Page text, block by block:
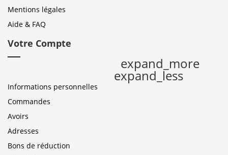
Mentions légales
Aide & FAQ
Votre Compte
expand_more
expand_less
Informations personnelles
Commandes
Avoirs
Adresses
Bons de réduction